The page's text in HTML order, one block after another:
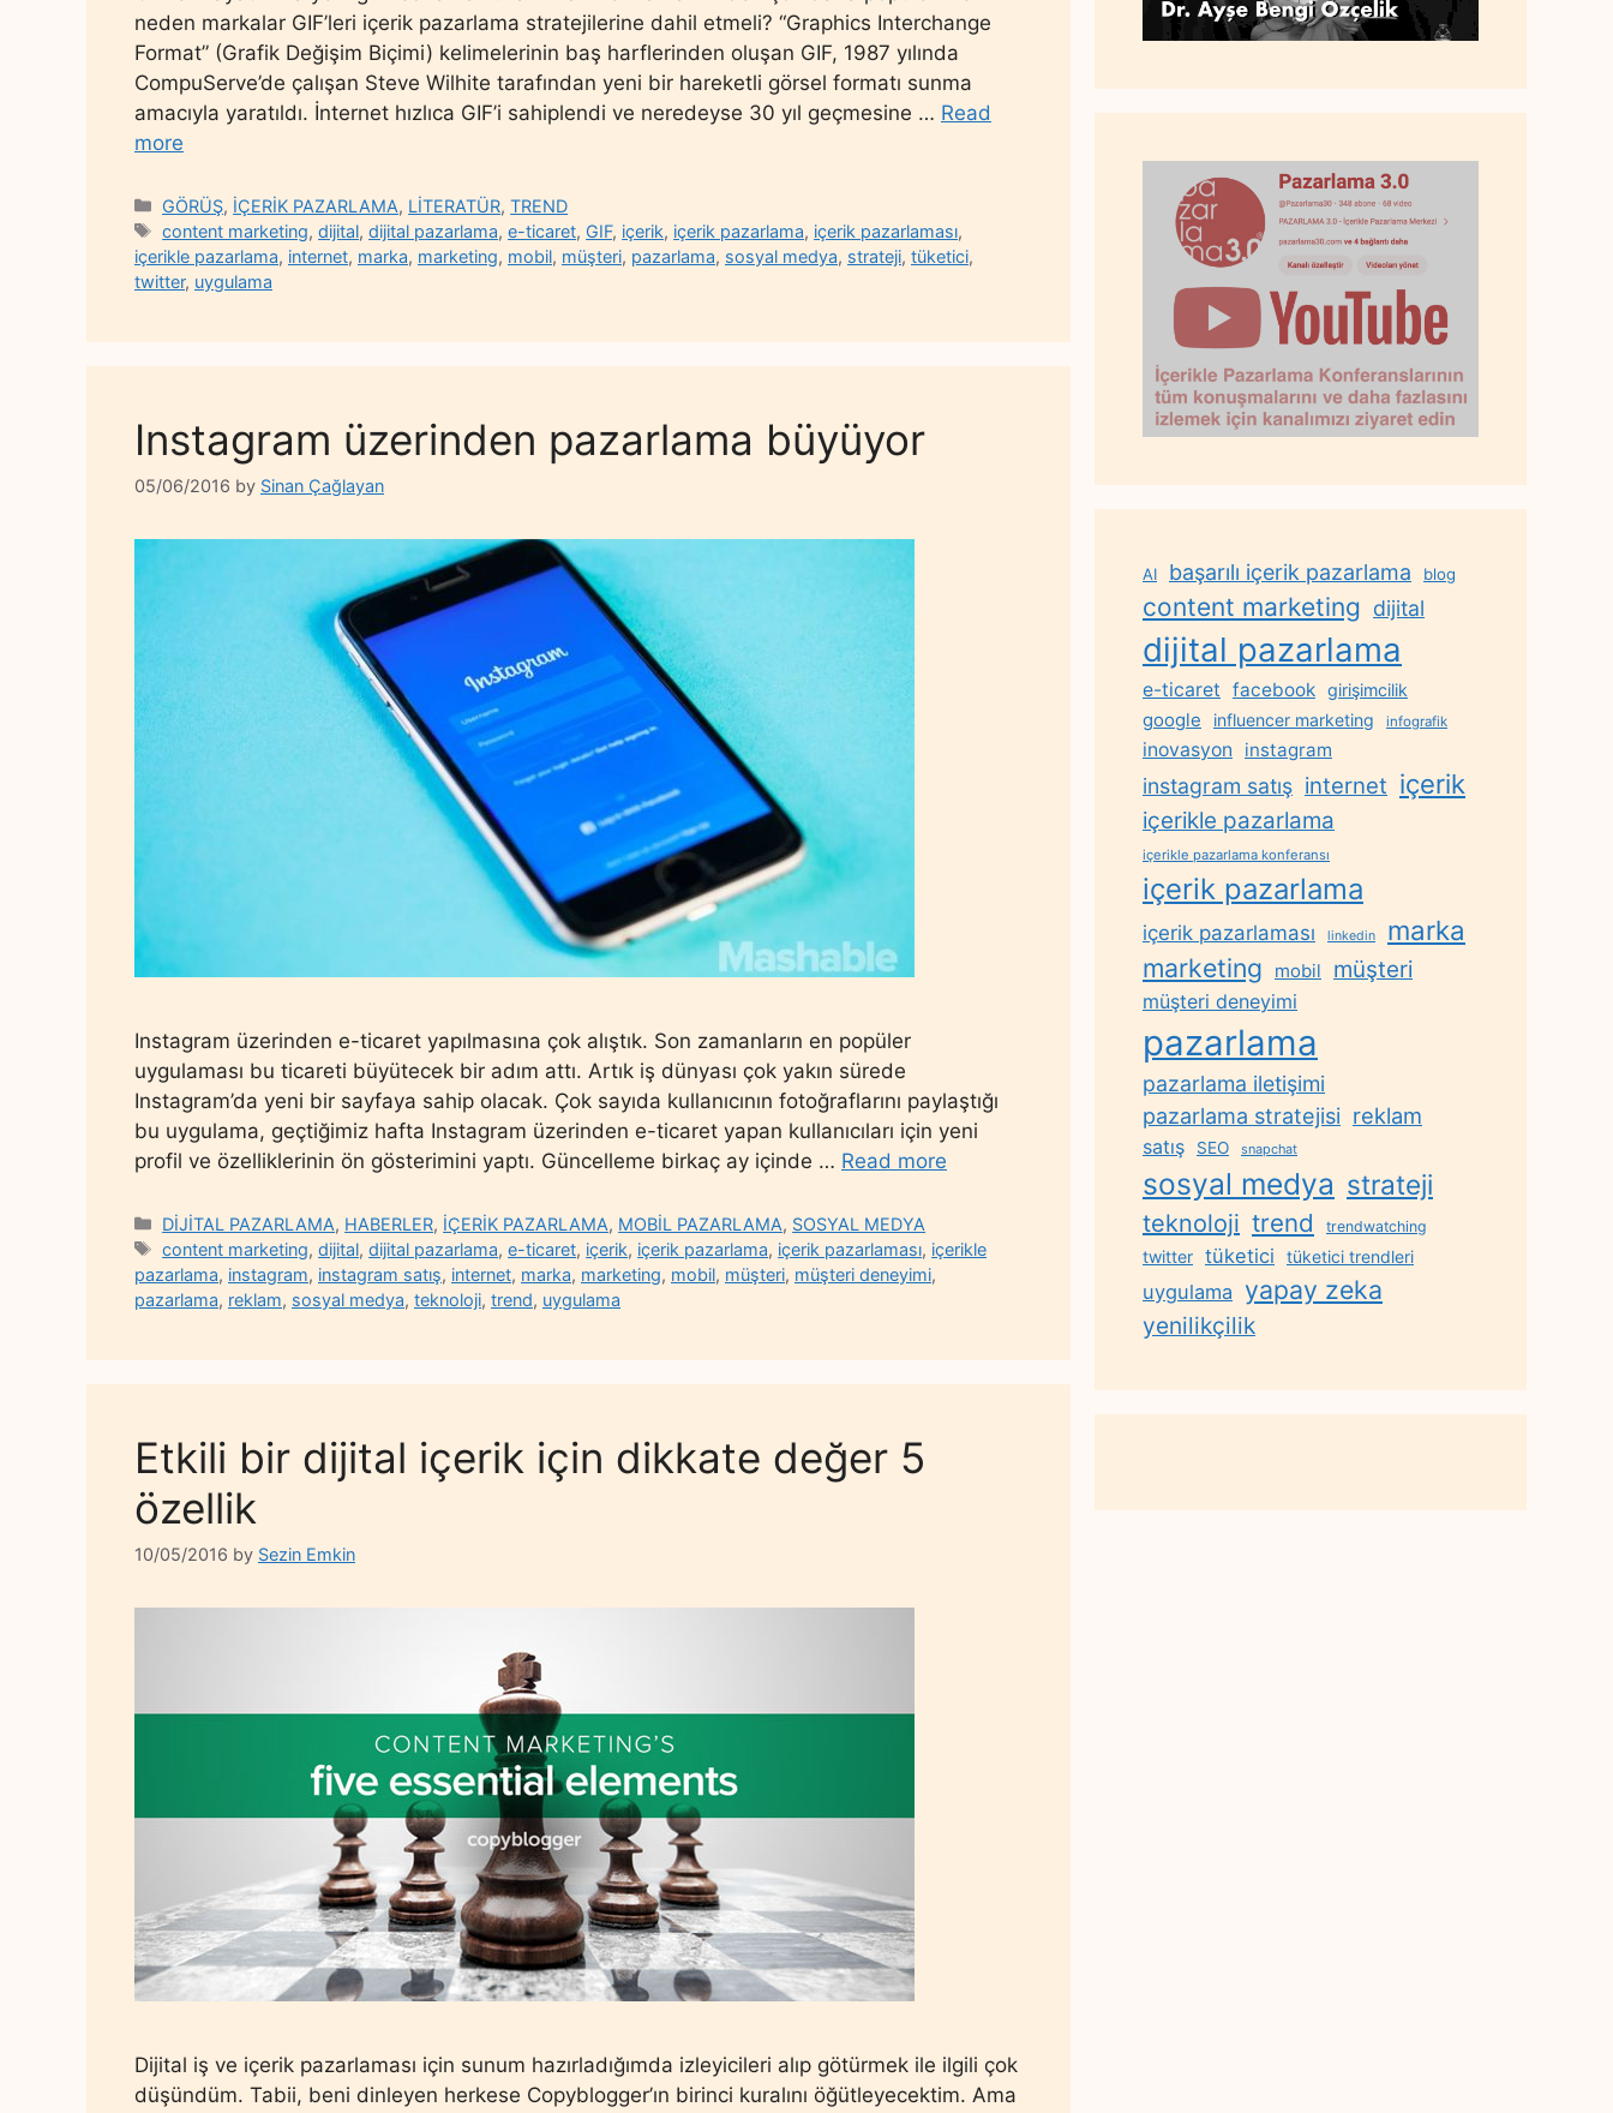
neden markalar GIF’leri içerik pazarlama stratejilerine dahil etmeli? “Graphics Interchange
Format” (Grafik Değişim Biçimi) kelimelerinin baş harflerinden oluşan GIF, 1987 yılında
CompuServe’de çalışan Steve Wilhite tarafından yeni bir hareketli görsel formatı sunma
amacıyla yaratıldı. İnternet hızlıca GIF’i sahiplendi ve neredeyse 30 yıl geçmesine … Read
more
Categories
GÖRÜŞ, İÇERİK PAZARLAMA, LİTERATÜR,TREND
Tags
content marketing,dijital,dijital pazarlama,e-ticaret, GIF, içerik, içerik pazarlama, içerik pazarlaması,
içerikle pazarlama, internet, marka, marketing, mobil, müşteri, pazarlama, sosyal medya, strateji, tüketici,
twitter, uygulama
Instagram üzerinden pazarlama büyüyor
05/06/2016 by Sinan Çağlayan
Instagram üzerinden e-ticaret yapılmasına çok alıştık. Son zamanların en popüler
uygulaması bu ticareti büyütecek bir adım attı. Artık iş dünyası çok yakın sürede
Instagram’da yeni bir sayfaya sahip olacak. Çok sayıda kullanıcının fotoğraflarını paylaştığı
bu uygulama, geçtiğimiz hafta Instagram üzerinden e-ticaret yapan kullanıcıları için yeni
profil ve özelliklerinin ön gösterimini yaptı. Güncelleme birkaç ay içinde … Read more
Categories
DİJİTAL PAZARLAMA, HABERLER, İÇERİK PAZARLAMA, MOBİL PAZARLAMA, SOSYAL MEDYA
Tags
content marketing,dijital,dijital pazarlama,e-ticaret, içerik, içerik pazarlama, içerik pazarlaması, içerikle
pazarlama, instagram, instagram satış, internet, marka, marketing, mobil, müşteri, müşteri deneyimi,
pazarlama, reklam, sosyal medya, teknoloji, trend, uygulama
Etkili bir dijital içerik için dikkate değer 5
özellik
10/05/2016 by Sezin Emkin
Dijital iş ve içerik pazarlaması için sunum hazırladığımda izleyicileri alıp götürmek ile ilgili çok
düşündüm. Tabii, beni dinleyen herkese Copyblogger’ın birinci kuralını öğütleyecektim. Ama
AI başarılı içerik pazarlama blog
content marketing dijital
dijital pazarlama
e-ticaret facebook girişimcilik
google influencer marketing infografik
inovasyon instagram
instagram satış internet içerik
içerikle pazarlama
içerikle pazarlama konferansı
içerik pazarlama
içerik pazarlaması linkedin marka
marketing mobil müşteri
müşteri deneyimi
pazarlama
pazarlama iletişimi
pazarlama stratejisi reklam
satış SEO snapchat
sosyal medya strateji
teknoloji trend trendwatching
twitter tüketici tüketici trendleri
uygulama yapay zeka
yenilikçilik